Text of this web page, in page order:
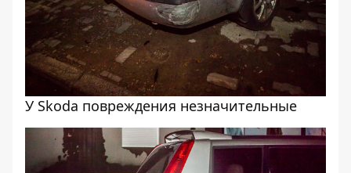
У Skoda повреждения незначительные